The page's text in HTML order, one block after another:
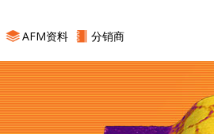
AFM资料 分销商